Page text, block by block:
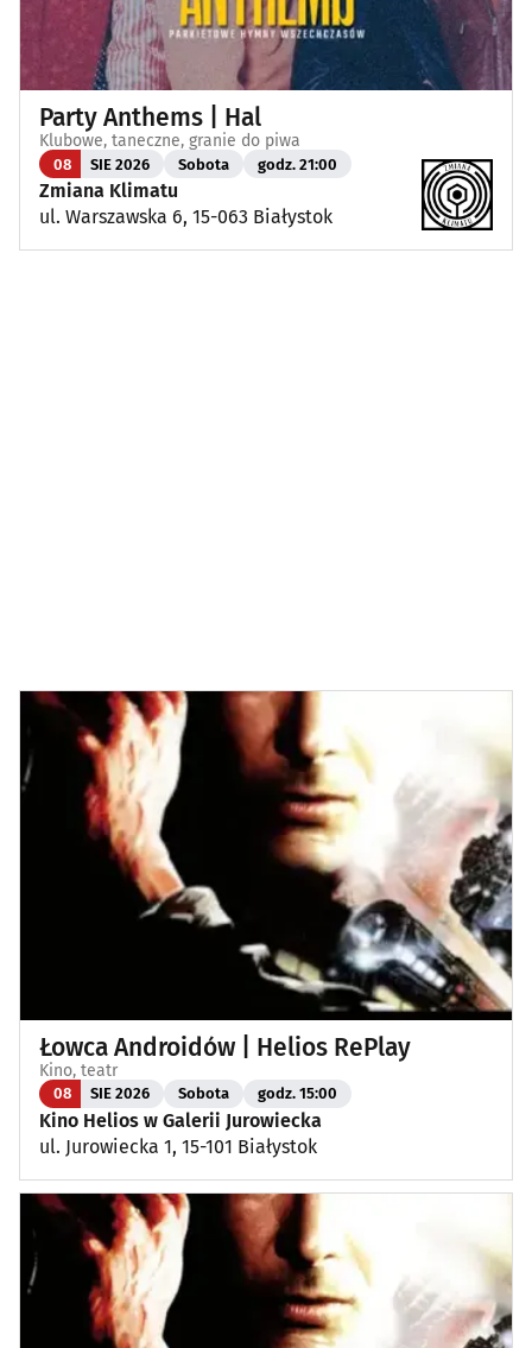
Party Anthems | Hal
Klubowe, taneczne, granie do piwa
08 SIE 2026 Sobota godz. 21:00
Zmiana Klimatu
ul. Warszawska 6, 15-063 Białystok
Łowca Androidów | Helios RePlay
Kino, teatr
08 SIE 2026 Sobota godz. 15:00
Kino Helios w Galerii Jurowiecka
ul. Jurowiecka 1, 15-101 Białystok